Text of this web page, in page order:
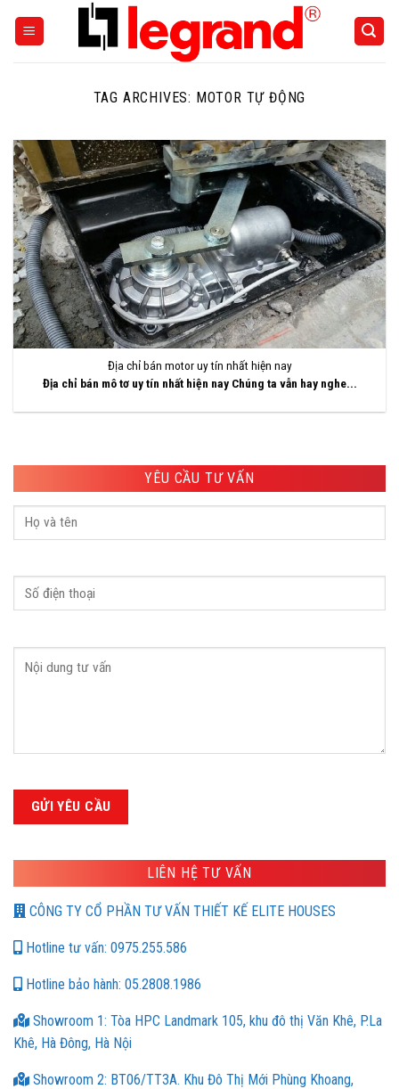
TAG ARCHIVES: MOTOR TỰ ĐỘNG
Địa chỉ bán motor uy tín nhất hiện nay
Địa chỉ bán mô tơ uy tín nhất hiện nay Chúng ta vẫn hay nghe...
YÊU CẦU TƯ VẤN
LIÊN HỆ TƯ VẤN
CÔNG TY CỔ PHẦN TƯ VẤN THIẾT KẾ ELITE HOUSES
Hotline tư vấn: 0975.255.586
Hotline bảo hành: 05.2808.1986
Showroom 1: Tòa HPC Landmark 105, khu đô thị Văn Khê, P.La
Khê, Hà Đông, Hà Nội
Showroom 2: BT06/TT3A. Khu Đô Thị Mới Phùng Khoang,